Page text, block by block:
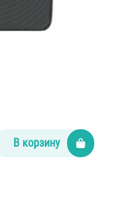
В корзину